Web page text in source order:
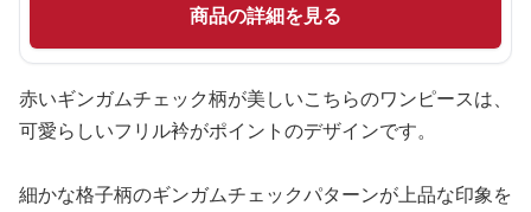
商品の詳細を見る
赤いギンガムチェック柄が美しいこちらのワンピースは、
可愛らしいフリル衿がポイントのデザインです。
細かな格子柄のギンガムチェックパターンが上品な印象を